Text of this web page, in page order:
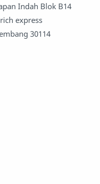
Indah Blok B14
express
30114